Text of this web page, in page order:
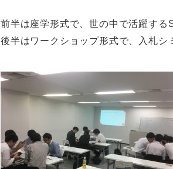
前半は座学形式で、世の中で活躍する
後半はワークショップ形式で、入札シ